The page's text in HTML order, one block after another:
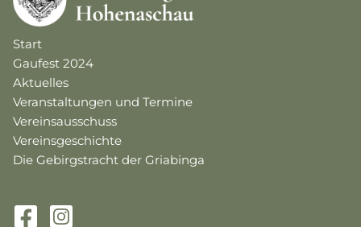
Start
Gaufest 2024
Aktuelles
Veranstaltungen und Termine
Vereinsausschuss
Vereinsgeschichte
Die Gebirgstracht der Griabinga